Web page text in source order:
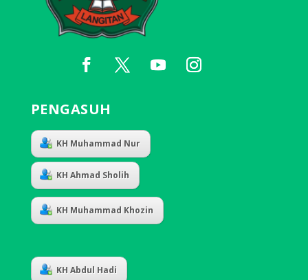
PENGASUH
KH Muhammad Nur
KH Ahmad Sholih
KH Muhammad Khozin
KH Abdul Hadi